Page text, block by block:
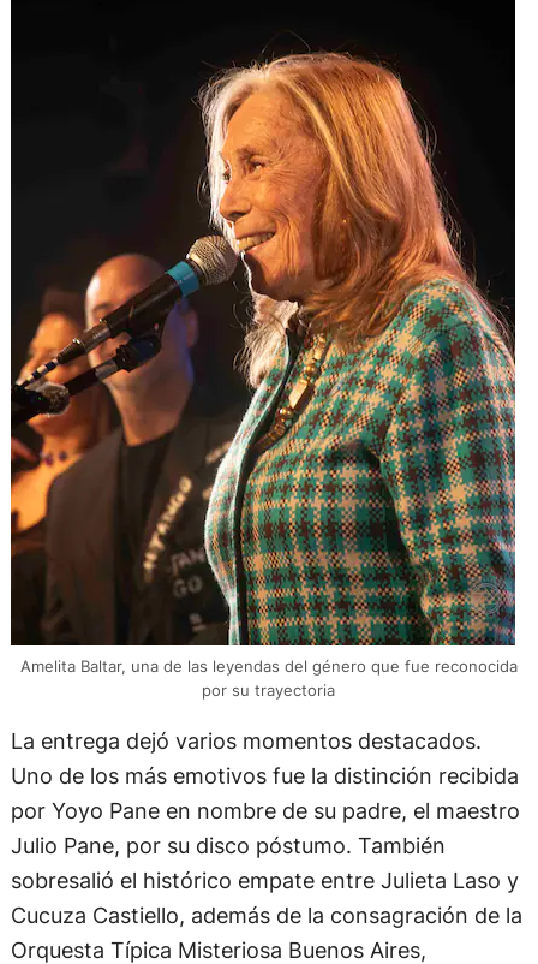
Amelita Baltar, una de las leyendas del género que fue reconocida
por su trayectoria
La entrega dejó varios momentos destacados.
Uno de los más emotivos fue la distinción recibida
por Yoyo Pane en nombre de su padre, el maestro
Julio Pane, por su disco póstumo. También
sobresalió el histórico empate entre Julieta Laso y
Cucuza Castiello, además de la consagración de la
Orquesta Típica Misteriosa Buenos Aires,